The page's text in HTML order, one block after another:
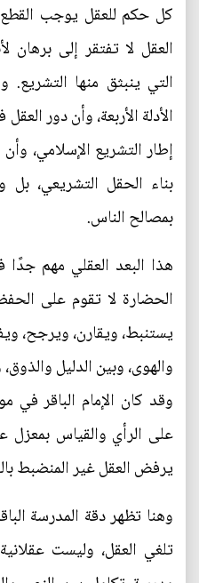
كل حكم للعقل يوجب
العقل لا تفتقر إلى برهان
التي ينبثق منها
الأدلة الأربعة، وأن دور
إطار التشريع الإسلامي،
بناء الحقل التشريعي، بل
بمصالح الناس.
هذا البعد العقلي مهم جدًا
الحضارة لا تقوم على
يستنبط، ويقارن، ويرجح،
والهوى، وبين الدليل
وقد كان الإمام الباقر في
على الرأي والقياس بمعزل
يرفض العقل غير المنضبط
وهنا تظهر دقة المدرسة
تلغي العقل، وليست